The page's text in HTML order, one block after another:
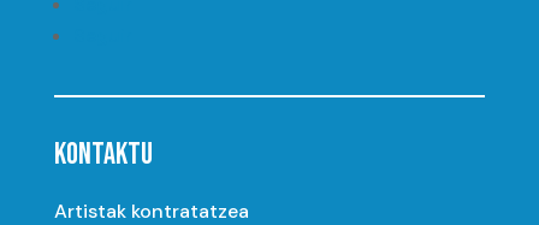
KONTAKTU
Artistak kontratatzea